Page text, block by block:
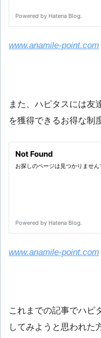
www.anamile-point.com
また、ハピタスには友
を獲得できるお得な制
www.anamile-point.com
これまでの記事でハピ
してみようと思われた